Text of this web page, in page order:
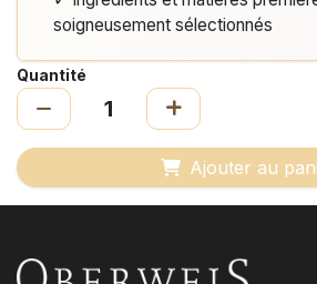
soigneusement sélectionnés
Quantité
Ajouter au